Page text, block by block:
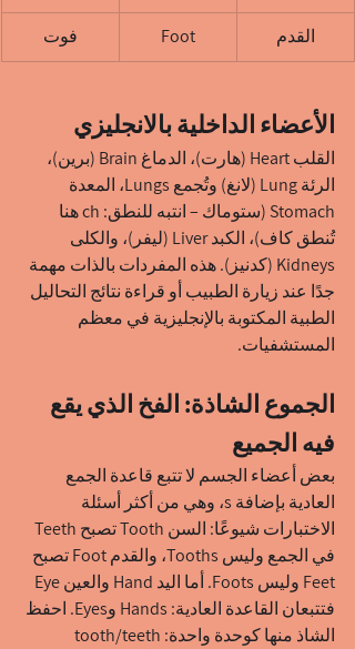
القدم Foot فوت
الأعضاء الداخلية بالانجليزي
القلب Heart (هارت)، الدماغ Brain (برين)،
الرئة Lung (لانغ) وتُجمع Lungs، المعدة
Stomach (ستوماك – انتبه للنطق: ch هنا
تُنطق كاف)، الكبد Liver (ليفر)، والكلى
Kidneys (كدنيز). هذه المفردات بالذات مهمة
جدًا عند زيارة الطبيب أو قراءة نتائج التحاليل
الطبية المكتوبة بالإنجليزية في معظم
المستشفيات.
الجموع الشاذة: الفخ الذي يقع
فيه الجميع
بعض أعضاء الجسم لا تتبع قاعدة الجمع
العادية بإضافة s، وهي من أكثر أسئلة
في الجمع وليس Tooths، والقدم Foot تصبح
فتتبعان القاعدة العادية: Hands وEyes. احفظ